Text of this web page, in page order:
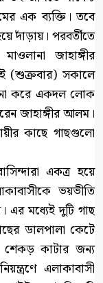
এক ব্যক্তি। তবে
দাঁড়ায়। পরবর্তীতে
জাহাঙ্গীর
(শুক্রবার) সকালে
না করে একদল লোক
জাহাঙ্গীর আলম।
কাছে গাছগুলো
একত্র হয়ে
ভয়ভীতি
এর মধ্যেই দুটি গাছ
ডালপালা কেটে
কাটার জন্য
এলাকাবাসী